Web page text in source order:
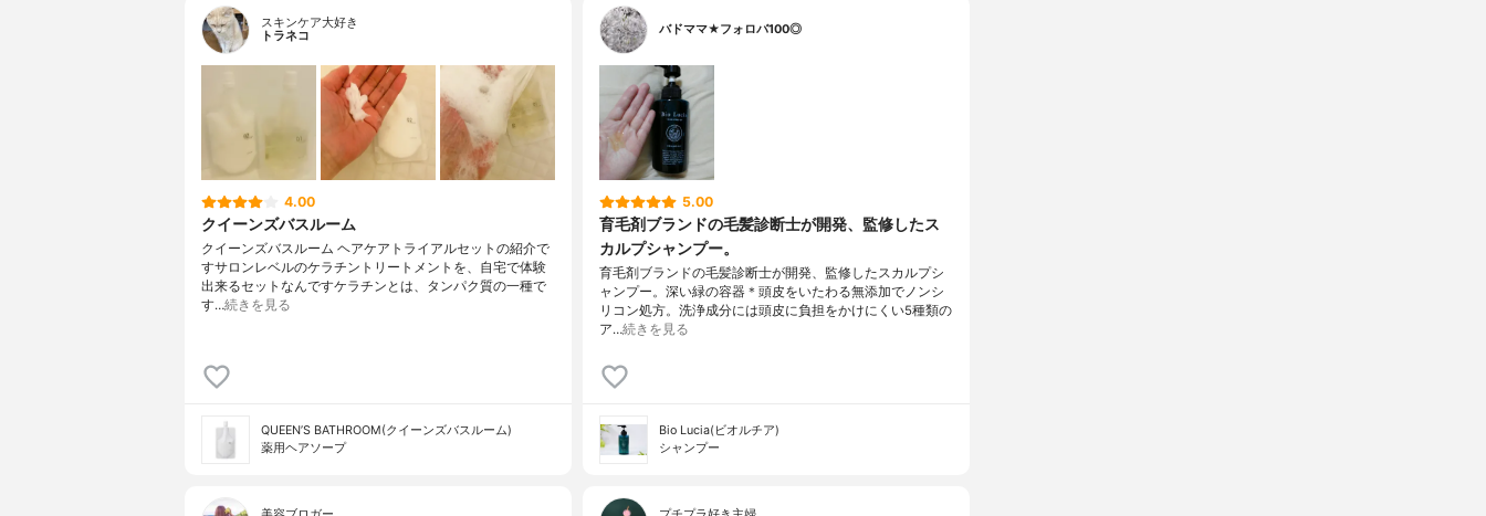
スキンケア大好き
トラネコ
4.00
クイーンズバスルーム
クイーンズバスルーム ヘアケアトライアルセットの紹介で
すサロンレベルのケラチントリートメントを、自宅で体験
出来るセットなんですケラチンとは、タンパク質の一種で
す…続きを見る
QUEEN’S BATHROOM(クイーンズバスルーム)
薬用ヘアソープ
バドママ★フォロバ100◎
5.00
育毛剤ブランドの毛髪診断士が開発、監修したス
カルプシャンプー。
育毛剤ブランドの毛髪診断士が開発、監修したスカルプシ
ャンプー。深い緑の容器＊頭皮をいたわる無添加でノンシ
リコン処方。洗浄成分には頭皮に負担をかけにくい5種類の
ア…続きを見る
Bio Lucia(ビオルチア)
シャンプー